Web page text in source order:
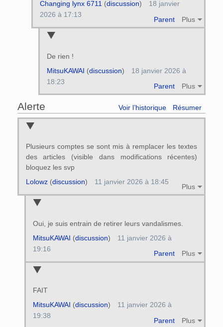
Parent Plus
Changing lynx 6711(discussion)
18 janvier
2026 à 17:13
De rien !
Parent Plus
MitsuKAWAI (discussion)
18 janvier 2026 à
18:23
Alerte Voir l’historique Résumer
Plusieurs comptes se sont mis à remplacer les textes
des articles (visible dans modifications récentes)
bloquez les svp
Plus
Lolowz(discussion) 11 janvier 2026 à 18:45
Oui, je suis entrain de retirer leurs vandalismes.
Parent Plus
MitsuKAWAI (discussion)
11 janvier 2026 à
19:16
FAIT
Parent Plus
MitsuKAWAI (discussion)
11 janvier 2026 à
19:38